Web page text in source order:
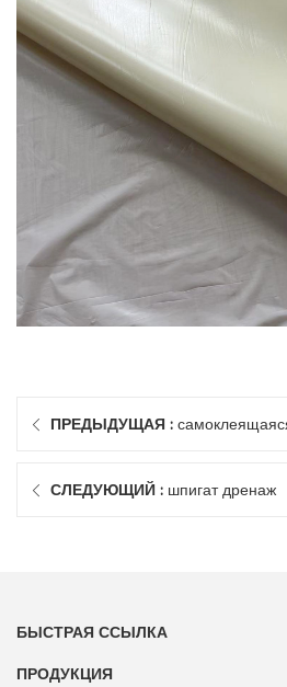
ПРЕДЫДУЩАЯ :
мембрана epdm
СЛЕДУЮЩИЙ : шпигат дренаж
БЫСТРАЯ ССЫЛКА
ПРОДУКЦИЯ